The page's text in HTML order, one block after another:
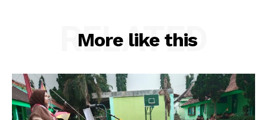
More like this
RELATED